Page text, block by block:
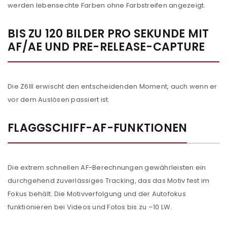
werden lebensechte Farben ohne Farbstreifen angezeigt.
BIS ZU 120 BILDER PRO SEKUNDE MIT
AF/AE UND PRE-RELEASE-CAPTURE
Die Z6III erwischt den entscheidenden Moment, auch wenn er
vor dem Auslösen passiert ist.
FLAGGSCHIFF-AF-FUNKTIONEN
Die extrem schnellen AF-Berechnungen gewährleisten ein
durchgehend zuverlässiges Tracking, das das Motiv fest im
Fokus behält. Die Motivverfolgung und der Autofokus
funktionieren bei Videos und Fotos bis zu –10 LW.